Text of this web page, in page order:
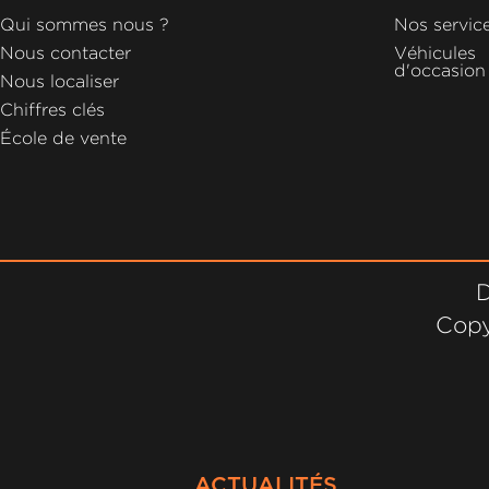
MICHEL
ACTUALITÉS
Qui sommes nous ?
Nous contacter
Nous localiser
Chiffres clés
École de vente
Nos
Véhicules
d'occasion